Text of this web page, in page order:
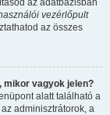
az adatbázisban
vezérlőpult
az összes
mikor vagyok jelen?
alatt található a
adminisztrátorok, a